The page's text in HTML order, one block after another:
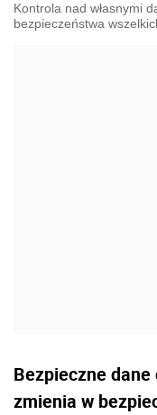
Kontrola nad własnymi
bezpieczeństwa
Bezpieczne
zmienia w